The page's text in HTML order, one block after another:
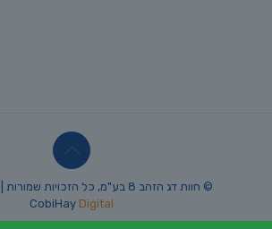
© חוות דג הזהב 8 בע"מ, כל הזכויות שמורות | נבנה ועוצב ע"י
CobiHay Digital